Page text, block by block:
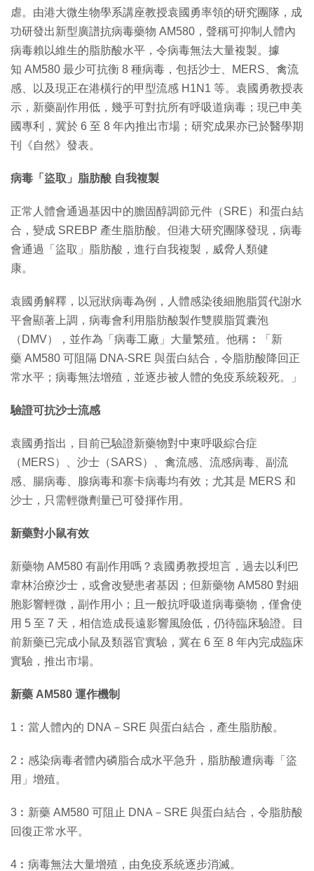
虐。由港大微生物學系講座教授袁國勇率領的研究團隊，成
功研發出新型廣譜抗病毒藥物 AM580，聲稱可抑制人體內
病毒賴以維生的脂肪酸水平，令病毒無法大量複製。據
知 AM580 最少可抗衡 8 種病毒，包括沙士、MERS、禽流
感、以及現正在港橫行的甲型流感 H1N1 等。袁國勇教授表
示，新藥副作用低，幾乎可對抗所有呼吸道病毒；現已申美
國專利，冀於 6 至 8 年內推出市場；研究成果亦已於醫學期
刊《自然》發表。
病毒「盜取」脂肪酸 自我複製
正常人體會通過基因中的膽固醇調節元件（SRE）和蛋白結
合，變成 SREBP 產生脂肪酸。但港大研究團隊發現，病毒
會通過「盜取」脂肪酸，進行自我複製，威脅人類健
康。
袁國勇解釋，以冠狀病毒為例，人體感染後細胞脂質代謝水
平會顯著上調，病毒會利用脂肪酸製作雙膜脂質囊泡
（DMV），並作為「病毒工廠」大量繁殖。他稱︰「新
藥 AM580 可阻隔 DNA-SRE 與蛋白結合，令脂肪酸降回正
常水平；病毒無法增殖，並逐步被人體的免疫系統殺死。」
驗證可抗沙士流感
袁國勇指出，目前已驗證新藥物對中東呼吸綜合症
（MERS）、沙士（SARS）、禽流感、流感病毒、副流
感、腸病毒、腺病毒和寨卡病毒均有效；尤其是 MERS 和
沙士，只需輕微劑量已可發揮作用。
新藥對小鼠有效
新藥物 AM580 有副作用嗎？袁國勇教授坦言，過去以利巴
韋林治療沙士，或會改變患者基因；但新藥物 AM580 對細
胞影響輕微，副作用小；且一般抗呼吸道病毒藥物，僅會使
用 5 至 7 天，相信造成長遠影響風險低，仍待臨床驗證。目
前新藥已完成小鼠及類器官實驗，冀在 6 至 8 年內完成臨床
實驗，推出市場。
新藥 AM580 運作機制
1︰當人體內的 DNA－SRE 與蛋白結合，產生脂肪酸。
2︰感染病毒者體內磷脂合成水平急升，脂肪酸遭病毒「盜
用」增殖。
3︰新藥 AM580 可阻止 DNA－SRE 與蛋白結合，令脂肪酸
回復正常水平。
4︰病毒無法大量增殖，由免疫系統逐步消滅。